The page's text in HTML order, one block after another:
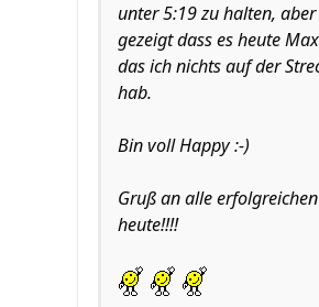
unter 5:19 zu halten,
gezeigt dass es heute
das ich nichts auf der
hab.
Bin voll Happy :-)
Gruß an alle
heute!!!!